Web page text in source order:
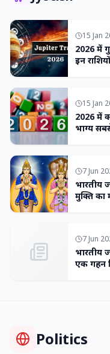
15 Jan
2026 में
इन
15 Jan
2026 में
भाग्य
7 Jun
भारतीय
मुक्ति का
7 Jun
भारतीय
एक गहन
Politics